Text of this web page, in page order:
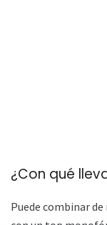
¿Con qué
Puede combinar